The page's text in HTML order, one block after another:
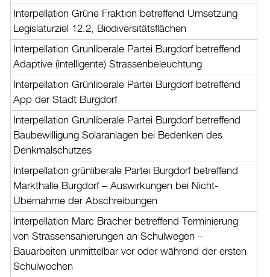
Interpellation Grüne Fraktion betreffend Umsetzung
Legislaturziel 12.2, Biodiversitätsflächen
Interpellation Grünliberale Partei Burgdorf betreffend
Adaptive (intelligente) Strassenbeleuchtung
Interpellation Grünliberale Partei Burgdorf betreffend
App der Stadt Burgdorf
Interpellation Grünliberale Partei Burgdorf betreffend
Baubewilligung Solaranlagen bei Bedenken des
Denkmalschutzes
Interpellation grünliberale Partei Burgdorf betreffend
Markthalle Burgdorf – Auswirkungen bei Nicht-
Übernahme der Abschreibungen
Interpellation Marc Bracher betreffend Terminierung
von Strassensanierungen an Schulwegen –
Bauarbeiten unmittelbar vor oder während der ersten
Schulwochen